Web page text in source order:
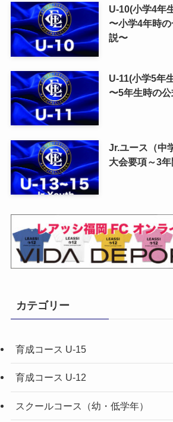
U-10(小学4年
〜小学4年時
説〜
U-11(小学5年
〜5年生時の
Jr.ユース（中
大会要項～3
カテゴリー
育成コース U-15
育成コース U-12
スクールコース（幼・低学年）